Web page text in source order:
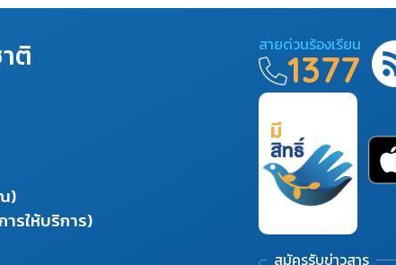
ติ
)
รให้บริการ)
สายด่วนร้องเรียน
1377
สมัครรับข่าวสาร